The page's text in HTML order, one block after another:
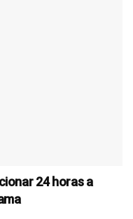
24 horas a